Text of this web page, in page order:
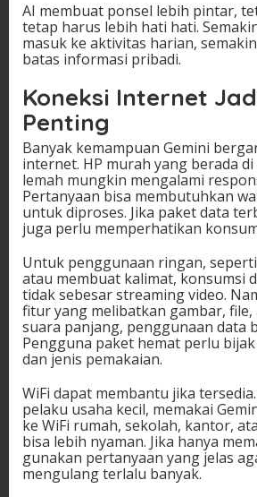
AI membuat ponsel lebih pintar,
tetap harus lebih hati hati.
masuk ke aktivitas harian,
batas informasi pribadi.
Koneksi Internet
Penting
Banyak kemampuan Gemini
internet. HP murah yang berada
lemah mungkin mengalami
Pertanyaan bisa membutuhkan
untuk diproses. Jika paket data
juga perlu memperhatikan
Untuk penggunaan ringan,
atau membuat kalimat, konsumsi
tidak sebesar streaming video.
fitur yang melibatkan gambar, file,
suara panjang, penggunaan data
Pengguna paket hemat perlu
dan jenis pemakaian.
WiFi dapat membantu jika
pelaku usaha kecil, memakai
ke WiFi rumah, sekolah, kantor,
bisa lebih nyaman. Jika hanya
gunakan pertanyaan yang jelas
mengulang terlalu banyak.